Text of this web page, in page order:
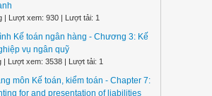
| Lượt xem: 930 | Lượt tải: 1
Kế toán ngân hàng - Chương 3: Kế
vụ ngân quỹ
| Lượt xem: 3538 | Lượt tải: 1
môn Kế toán, kiểm toán - Chapter 7:
for and presentation of liabilities